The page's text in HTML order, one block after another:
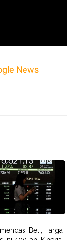
News
Beli, Harga